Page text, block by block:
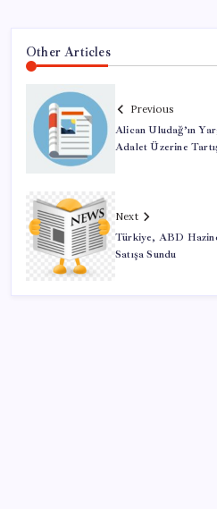
Other Articles
Previous
Alican Uludağ’ın
Adalet Üzerine
Next
Türkiye, ABD
Satışa Sundu